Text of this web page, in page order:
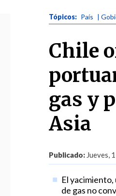
Tópicos: País |
Chile
gas y
Asia
Publicado: Jueves,
El
de gas no